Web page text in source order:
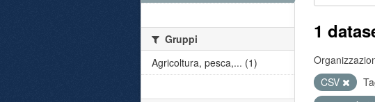
1
CSV
Gruppi
Agricoltura, pesca,... (1)